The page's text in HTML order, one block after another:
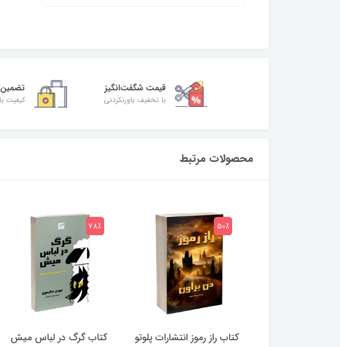
قیمت شگفت‌انگیز
با تخفیف باورنکردنی کیفیت
محصولات مرتبط
کتاب راز رموز انتشارات پلوتو
50٪
کتاب گرگ در لباس میش
78٪